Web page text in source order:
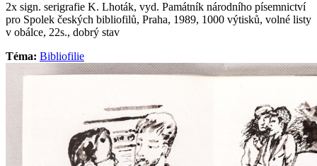
2x sign. serigrafie K. Lhoták, vyd. Památník národního písemnictví
pro Spolek českých bibliofilů, Praha, 1989, 1000 výtisků, volné listy
v obálce, 22s., dobrý stav
Téma: Bibliofilie